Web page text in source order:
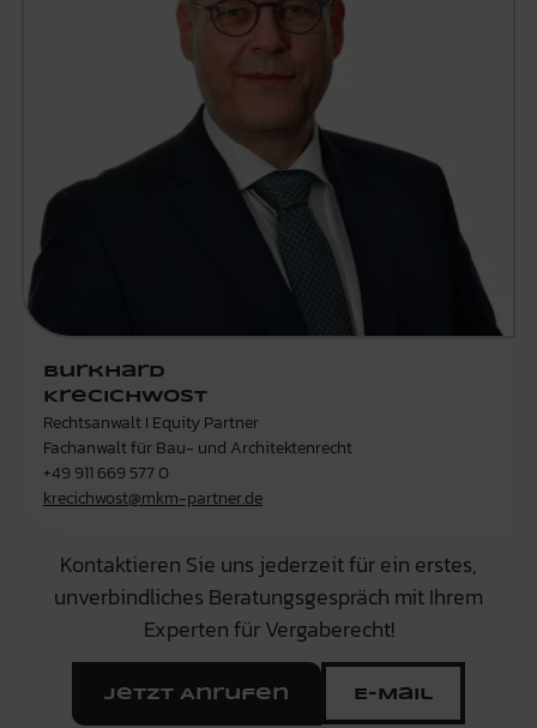
Burkhard
Krecichwost
Rechtsanwalt I Equity Partner
Fachanwalt für Bau- und Architektenrecht
+49 911 669 577 0
krecichwost@mkm-partner.de
Kontaktieren Sie uns jederzeit für ein erstes,
unverbindliches Beratungsgespräch mit Ihrem
Experten für Vergaberecht!
Jetzt Anrufen E-Mail